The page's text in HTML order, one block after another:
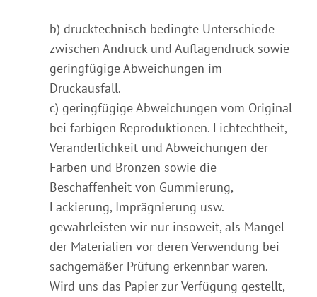
b) drucktechnisch bedingte Unterschiede
zwischen Andruck und Auflagendruck sowie
geringfügige Abweichungen im
Druckausfall.
c) geringfügige Abweichungen vom Original
bei farbigen Reproduktionen. Lichtechtheit,
Veränderlichkeit und Abweichungen der
Farben und Bronzen sowie die
Beschaffenheit von Gummierung,
Lackierung, Imprägnierung usw.
gewährleisten wir nur insoweit, als Mängel
der Materialien vor deren Verwendung bei
sachgemäßer Prüfung erkennbar waren.
Wird uns das Papier zur Verfügung gestellt,